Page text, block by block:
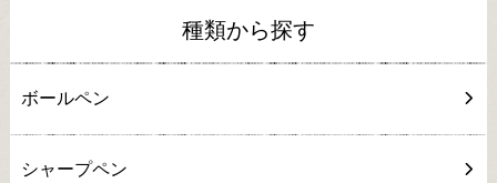
種類から探す
ボールペン
シャープペン